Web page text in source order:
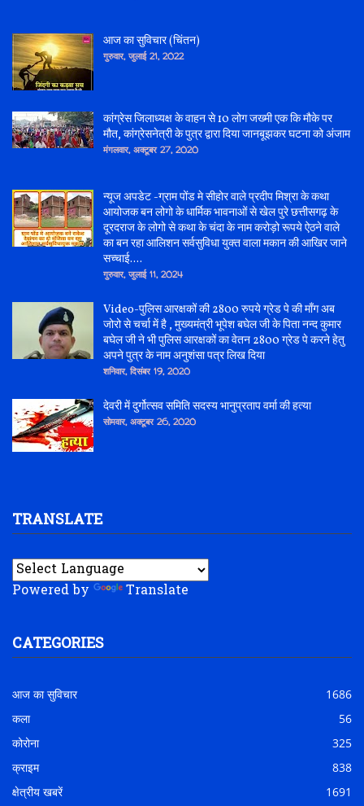
आज का सुविचार (चिंतन)
गुरुवार, जुलाई 21, 2022
कांग्रेस जिलाध्यक्ष के वाहन से 10 लोग जख्मी एक कि मौके पर
मौत, कांग्रेसनेत्री के पुत्र द्वारा दिया जानबूझकर घटना को अंजाम
मंगलवार, अक्टूबर 27, 2020
न्यूज अपडेट -ग्राम पोंड मे सीहोर वाले प्रदीप मिश्रा के कथा
आयोजक बन लोगो के धार्मिक भावनाओं से खेल पुरे छत्तीसगढ़ के
दूरदराज के लोगो से कथा के चंदा के नाम करोड़ो रूपये ऐठने वाले
का बन रहा आलिशन सर्वसुविधा युक्त वाला मकान की आखिर जाने
सच्चाई....
गुरुवार, जुलाई 11, 2024
Video-पुलिस आरक्षकों की 2800 रुपये ग्रेड पे की माँग अब
जोरो से चर्चा में है , मुख्यमंत्री भूपेश बघेल जी के पिता नन्द कुमार
बघेल जी ने भी पुलिस आरक्षकों का वेतन 2800 ग्रेड पे करने हेतु
अपने पुत्र के नाम अनुशंसा पत्र लिख दिया
शनिवार, दिसंबर 19, 2020
देवरी में दुर्गोत्सव समिति सदस्य भानुप्रताप वर्मा की हत्या
सोमवार, अक्टूबर 26, 2020
TRANSLATE
Powered by Translate
CATEGORIES
आज का सुविचार
1686
कला
56
कोरोना
325
क्राइम
838
क्षेत्रीय खबरें
1691